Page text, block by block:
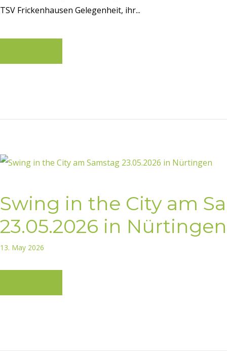
TSV Frickenhausen Gelegenheit, ihr...
Swing in the City am
23.05.2026 in Nürtingen
13. May 2026